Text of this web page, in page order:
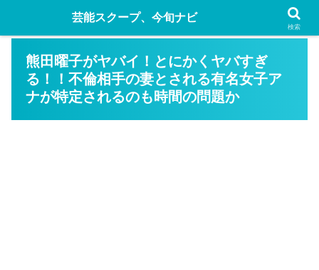
熊田曜子がヤバイ！とにかくヤバすぎ
る！！不倫相手の妻とされる有名女子ア
ナが特定されるのも時間の問題か
芸能スクープ、今旬ナビ
検索